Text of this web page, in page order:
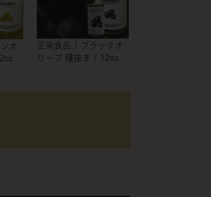
オ
正栄食品 | ブラックオ
リーブ 種抜き / 12oz